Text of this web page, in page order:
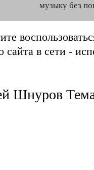
музыку без
сайта в сети -
Шнуров